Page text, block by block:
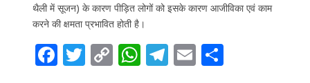
थैली में सूजन) के कारण पीड़ित लोगों को इसके कारण आजीविका एवं काम
करने की क्षमता प्रभावित होती है।
F T C W T E S